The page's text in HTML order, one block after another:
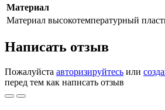
Материал
Материал высокотемпературный
Написать отзыв
Пожалуйста авторизируйтесь или
перед тем как написать отзыв